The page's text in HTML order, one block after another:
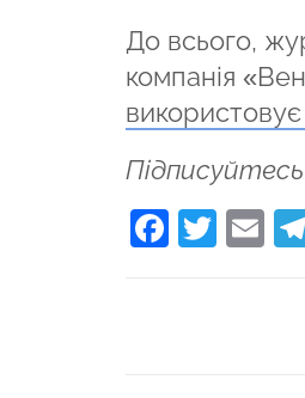
До всього,
компанія
використовує